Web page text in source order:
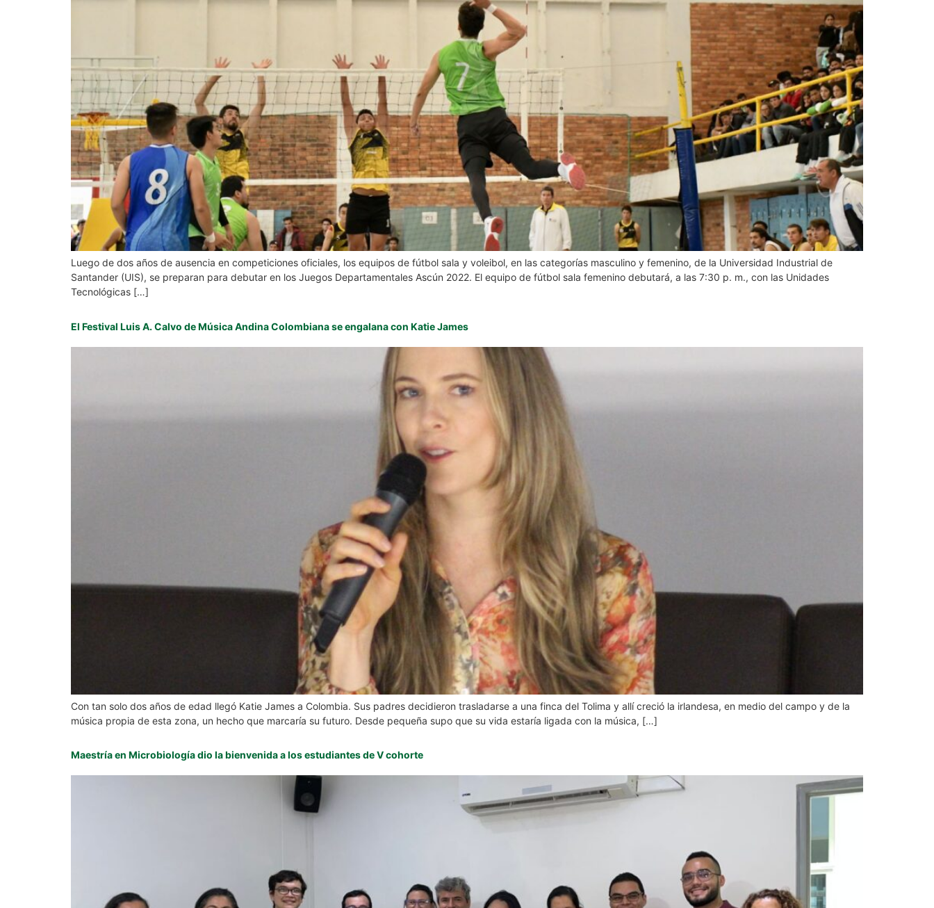
Luego de dos años de ausencia en competiciones oficiales, los equipos de fútbol sala y voleibol, en las categorías masculino y femenino, de la Universidad Industrial de
Santander (UIS), se preparan para debutar en los Juegos Departamentales Ascún 2022. El equipo de fútbol sala femenino debutará, a las 7:30 p. m., con las Unidades
Tecnológicas […]
El Festival Luis A. Calvo de Música Andina Colombiana se engalana con Katie James
Con tan solo dos años de edad llegó Katie James a Colombia. Sus padres decidieron trasladarse a una finca del Tolima y allí creció la irlandesa, en medio del campo y de la
música propia de esta zona, un hecho que marcaría su futuro. Desde pequeña supo que su vida estaría ligada con la música, […]
Maestría en Microbiología dio la bienvenida a los estudiantes de V cohorte